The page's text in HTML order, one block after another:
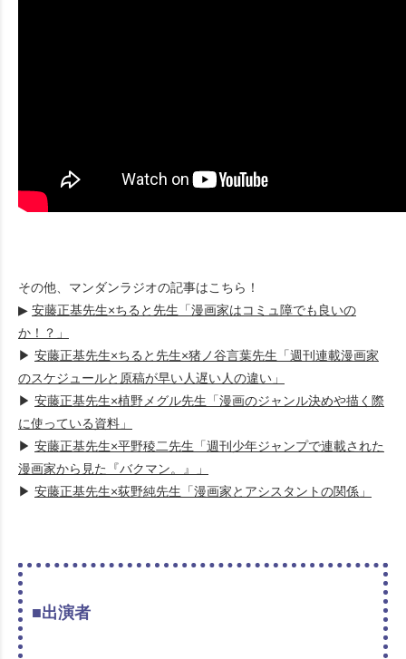
その他、マンダンラジオの記事はこちら！
▶ 安藤正基先生×ちると先生「漫画家はコミュ障でも良いの
か！？」
▶ 安藤正基先生×ちると先生×猪ノ谷言葉先生「週刊連載漫画家
のスケジュールと原稿が早い人遅い人の違い」
▶ 安藤正基先生×植野メグル先生「漫画のジャンル決めや描く際
に使っている資料」
▶ 安藤正基先生×平野稜二先生「週刊少年ジャンプで連載された
漫画家から見た『バクマン。』」
▶ 安藤正基先生×荻野純先生「漫画家とアシスタントの関係」
■出演者